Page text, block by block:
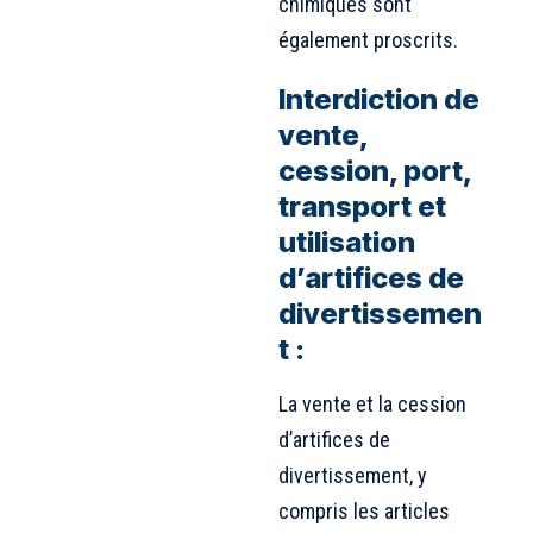
également proscrits.
Interdiction de
vente,
cession, port,
transport et
utilisation
d’artifices de
divertissemen
t :
La vente et la cession
d’artifices de
divertissement, y
compris les articles